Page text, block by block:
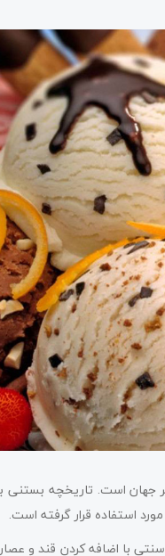
جهان است. تاریخچه
استفاده قرار گرفته است.
با اضافه کردن قند و